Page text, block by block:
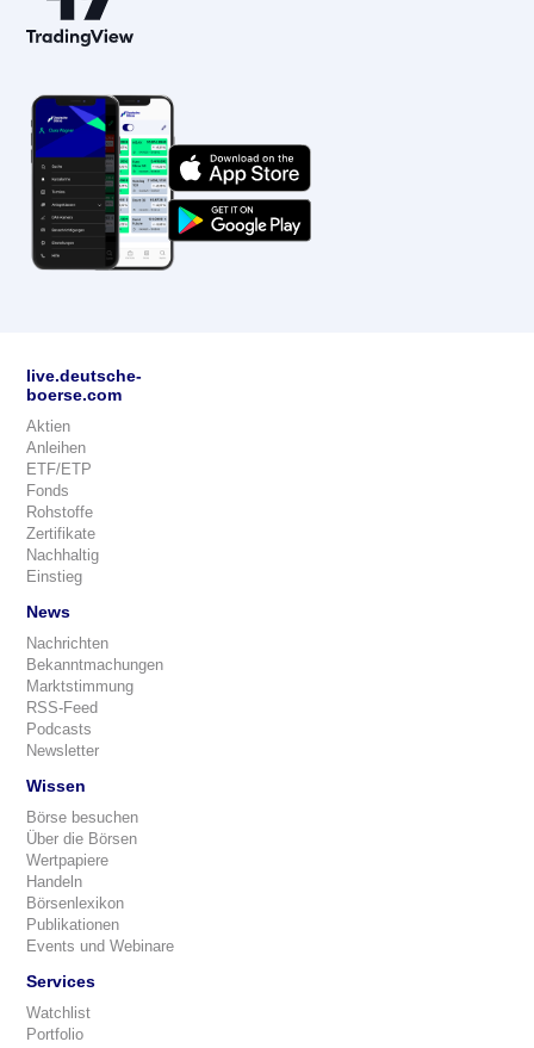
live.deutsche-
boerse.com
Aktien
Anleihen
ETF/ETP
Fonds
Rohstoffe
Zertifikate
Nachhaltig
Einstieg
News
Nachrichten
Bekanntmachungen
Marktstimmung
RSS-Feed
Podcasts
Newsletter
Wissen
Börse besuchen
Über die Börsen
Wertpapiere
Handeln
Börsenlexikon
Publikationen
Events und Webinare
Services
Watchlist
Portfolio